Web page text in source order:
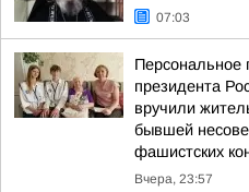
07:03
Персональное
президента
вручили
бывшей
фашистских
Вчера, 23:57